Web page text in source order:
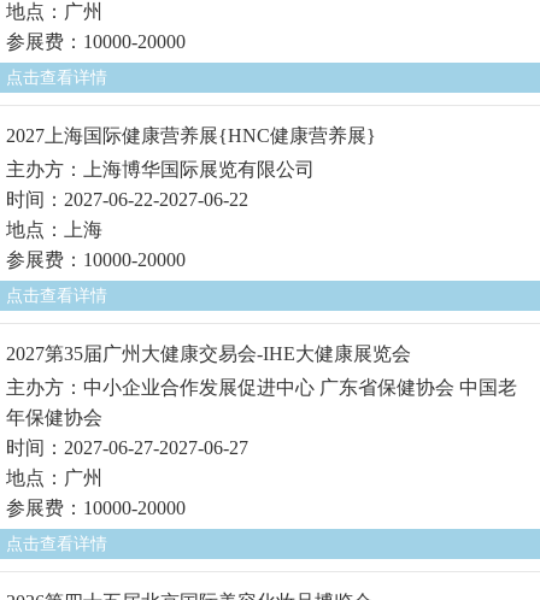
地点：广州
参展费：10000-20000
点击查看详情
2027上海国际健康营养展{HNC健康营养展}
主办方：上海博华国际展览有限公司
时间：2027-06-22-2027-06-22
地点：上海
参展费：10000-20000
点击查看详情
2027第35届广州大健康交易会-IHE大健康展览会
主办方：中小企业合作发展促进中心 广东省保健协会 中国老
年保健协会
时间：2027-06-27-2027-06-27
地点：广州
参展费：10000-20000
点击查看详情